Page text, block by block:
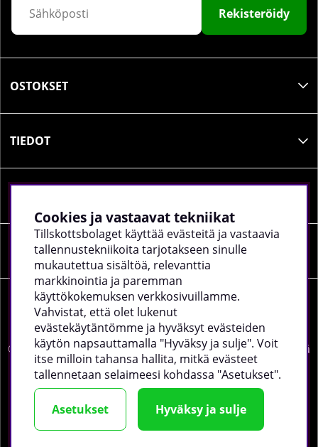
Rekisteröidy
OSTOKSET
TIEDOT
YRITYKSEN TIEDOT
© 2026 tillskottsbolaget.fi. Käytämme evästeitä -lue lisää
täältä.
Cookies ja vastaavat tekniikat
Tillskottsbolaget käyttää evästeitä ja vastaavia
tallennustekniikoita tarjotakseen sinulle
mukautettua sisältöä, relevanttia
markkinointia ja paremman
käyttökokemuksen verkkosivuillamme.
Vahvistat, että olet lukenut
evästekäytäntömme ja hyväksyt evästeiden
käytön napsauttamalla "Hyväksy ja sulje". Voit
itse milloin tahansa hallita, mitkä evästeet
tallennetaan selaimeesi kohdassa "Asetukset".
Asetukset Hyväksy ja sulje